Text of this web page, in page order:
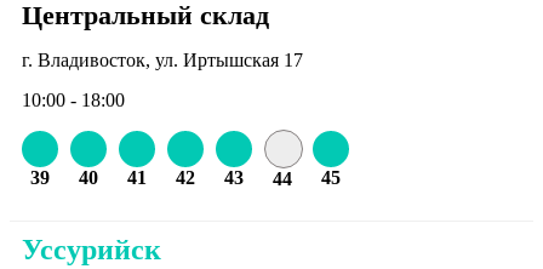
Центральный склад
г. Владивосток, ул. Иртышская 17
10:00 - 18:00
39 40 41 42 43 44 45
Уссурийск